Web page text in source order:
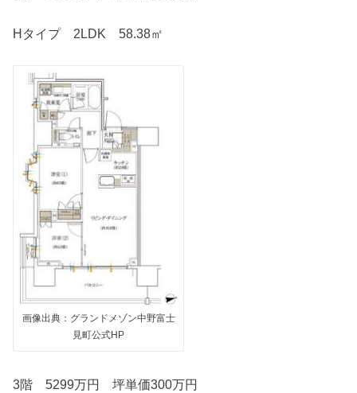
Hタイプ 2LDK 58.38㎡
画像出典：グランドメゾン中野富士
見町公式HP
3階 5299万円 坪単価300万円